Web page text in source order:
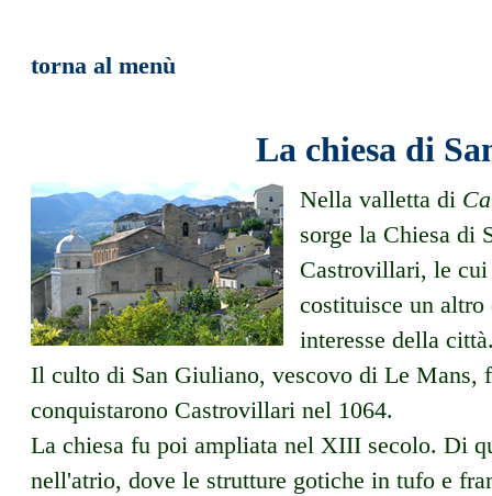
torna al menù
La chiesa di
Nella valletta di
sorge la Chiesa di
Castrovillari, le
costituisce un
interesse della
Il culto di San Giuliano, vescovo di Le Mans,
conquistarono Castrovillari nel 1064.
La chiesa fu poi ampliata nel XIII secolo. Di
nell'atrio, dove le strutture gotiche in tufo e